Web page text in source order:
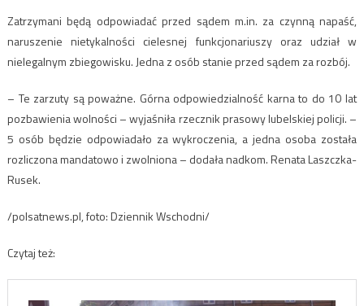
Zatrzymani będą odpowiadać przed sądem m.in. za czynną napaść,
naruszenie nietykalności cielesnej funkcjonariuszy oraz udział w
nielegalnym zbiegowisku. Jedna z osób stanie przed sądem za rozbój.
– Te zarzuty są poważne. Górna odpowiedzialność karna to do 10 lat
pozbawienia wolności – wyjaśniła rzecznik prasowy lubelskiej policji. –
5 osób będzie odpowiadało za wykroczenia, a jedna osoba została
rozliczona mandatowo i zwolniona – dodała nadkom. Renata Laszczka-
Rusek.
/polsatnews.pl, foto: Dziennik Wschodni/
Czytaj też: